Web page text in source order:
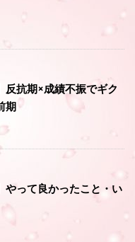
反抗期×成績不振でギク
期
やって良かったこと・い